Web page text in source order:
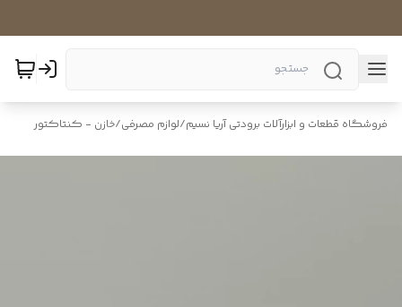
فروشگاه قطعات و ابزارآلات برودتی آریا نسیم/لوازم مصرفی/خازن - کنتاکتور